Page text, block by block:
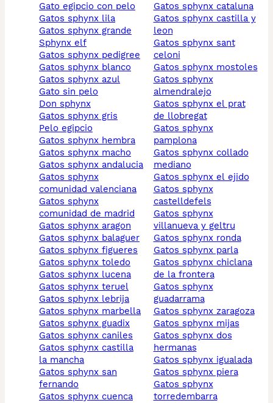
gato egipcio con pelo
gatos sphynx lila
gatos sphynx grande
sphynx elf
gatos sphynx pedigree
gatos sphynx blanco
gatos sphynx azul
gato sin pelo
don sphynx
gatos sphynx gris
pelo egipcio
gatos sphynx hembra
gatos sphynx macho
gatos sphynx andalucia
gatos sphynx
comunidad valenciana
gatos sphynx
comunidad de madrid
gatos sphynx aragon
gatos sphynx balaguer
gatos sphynx figueres
gatos sphynx toledo
gatos sphynx lucena
gatos sphynx teruel
gatos sphynx lebrija
gatos sphynx marbella
gatos sphynx guadix
gatos sphynx caniles
gatos sphynx castilla
la mancha
gatos sphynx san
fernando
gatos sphynx cuenca
gatos sphynx cataluna
gatos sphynx castilla y
leon
gatos sphynx sant
celoni
gatos sphynx mostoles
gatos sphynx
almendralejo
gatos sphynx el prat
de llobregat
gatos sphynx
pamplona
gatos sphynx collado
mediano
gatos sphynx el ejido
gatos sphynx
castelldefels
gatos sphynx
villanueva y geltru
gatos sphynx ronda
gatos sphynx parla
gatos sphynx chiclana
de la frontera
gatos sphynx
guadarrama
gatos sphynx zaragoza
gatos sphynx mijas
gatos sphynx dos
hermanas
gatos sphynx igualada
gatos sphynx piera
gatos sphynx
torredembarra